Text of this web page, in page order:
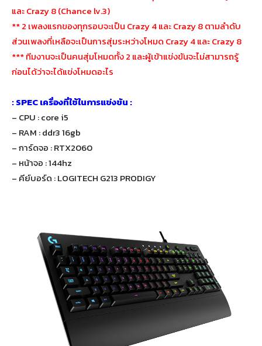
และ Crazy 8 (Chance lv.3)
** 2 เพลงแรกของทุกรอบจะเป็น Crazy 4 และ Crazy 8 ตามลำดับ
ส่วนเพลงที่เหลือจะเป็นการสุ่มระหว่างโหมด Crazy 4 และ Crazy 8
*** ทีมงานจะเป็นคนสุ่มโหมดทั้ง 2 และผู้เข้าแข่งขันจะไม่สามารถรู้
ก่อนได้ว่าจะได้แข่งโหมดอะไร
: SPEC เครื่องที่ใช้ในการแข่งขัน :
– CPU : core i5
– RAM : ddr3 16gb
– การ์ดจอ : RTX2060
– หน้าจอ : 144hz
– คีย์บอร์ด : LOGITECH G213 PRODIGY